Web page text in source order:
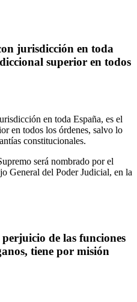
jurisdicción en toda
superior en todos
en toda España, es el
en todos los órdenes, salvo lo
constitucionales.
será nombrado por el
General del Poder Judicial, en la
de las funciones
tiene por misión